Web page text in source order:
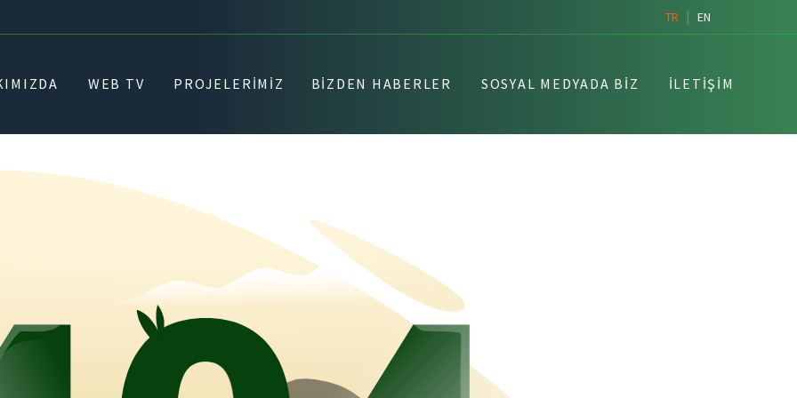
TR | EN
WEB TV PROJELERIMIZ BIZDEN HABERLER SOSYAL MEDYADA BIZ İLETIŞIM